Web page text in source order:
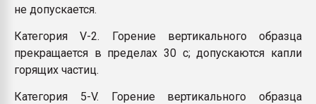
не допускается.
Категория V-2. Горение вертикального образца
прекращается в пределах 30 с; допускаются капли
горящих частиц.
Категория 5-V. Горение вертикального образца